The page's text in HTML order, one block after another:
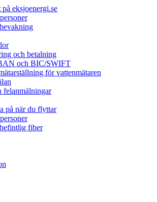
eksjoenergi.se
och betalning
och BIC/SWIFT
för vattenmätaren
felanmälningar
på när du flyttar
fiber